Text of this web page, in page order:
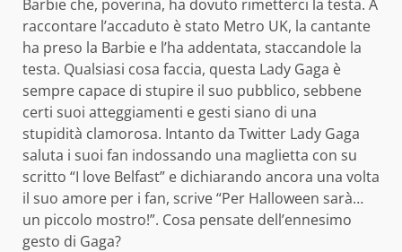
Barbie che, poverina, ha dovuto rimetterci la testa. A
raccontare l’accaduto è stato Metro UK, la cantante
ha preso la Barbie e l’ha addentata, staccandole la
testa. Qualsiasi cosa faccia, questa Lady Gaga è
sempre capace di stupire il suo pubblico, sebbene
certi suoi atteggiamenti e gesti siano di una
stupidità clamorosa. Intanto da Twitter Lady Gaga
saluta i suoi fan indossando una maglietta con su
scritto “I love Belfast” e dichiarando ancora una volta
il suo amore per i fan, scrive “Per Halloween sarà…
un piccolo mostro!”. Cosa pensate dell’ennesimo
gesto di Gaga?